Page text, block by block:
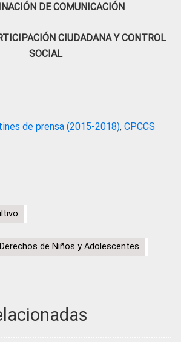
DE COMUNICACIÓN
CIUDADANA Y CONTROL
SOCIAL
de prensa (2015-2018), CPCCS
de Niños y Adolescentes